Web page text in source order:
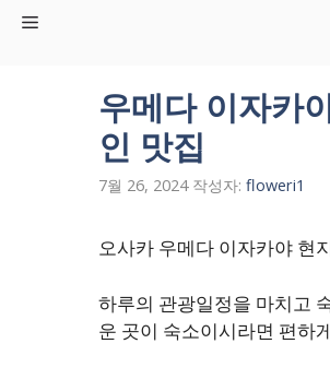
Menu
우메다 이자카
인 맛집
7월 26, 2024 작성자: floweri1
오사카 우메다 이자카야 현
하루의 관광일정을 마치고
운 곳이 숙소이시라면 편하